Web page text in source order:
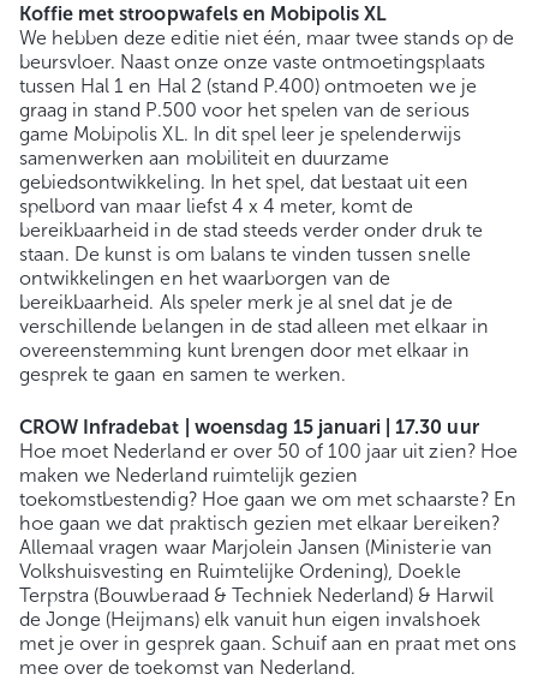
Koffie met stroopwafels en Mobipolis XL
We hebben deze editie niet één, maar twee stands op de
beursvloer. Naast onze onze vaste ontmoetingsplaats
tussen Hal 1 en Hal 2 (stand P.400) ontmoeten we je
graag in stand P.500 voor het spelen van de serious
game Mobipolis XL. In dit spel leer je spelenderwijs
samenwerken aan mobiliteit en duurzame
gebiedsontwikkeling. In het spel, dat bestaat uit een
spelbord van maar liefst 4 x 4 meter, komt de
bereikbaarheid in de stad steeds verder onder druk te
staan. De kunst is om balans te vinden tussen snelle
ontwikkelingen en het waarborgen van de
bereikbaarheid. Als speler merk je al snel dat je de
verschillende belangen in de stad alleen met elkaar in
overeenstemming kunt brengen door met elkaar in
gesprek te gaan en samen te werken.
CROW Infradebat | woensdag 15 januari | 17.30 uur
Hoe moet Nederland er over 50 of 100 jaar uit zien? Hoe
maken we Nederland ruimtelijk gezien
toekomstbestendig? Hoe gaan we om met schaarste? En
hoe gaan we dat praktisch gezien met elkaar bereiken?
Allemaal vragen waar Marjolein Jansen (Ministerie van
Volkshuisvesting en Ruimtelijke Ordening), Doekle
Terpstra (Bouwberaad & Techniek Nederland) & Harwil
de Jonge (Heijmans) elk vanuit hun eigen invalshoek
met je over in gesprek gaan. Schuif aan en praat met ons
mee over de toekomst van Nederland.